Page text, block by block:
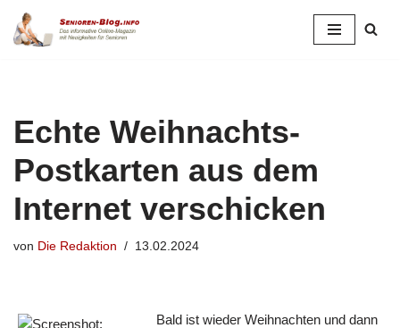
Zum
Echte Weihnachts-
Postkarten aus dem
Internet verschicken
von Die Redaktion 13.02.2024
Bald ist wieder Weihnachten und dann